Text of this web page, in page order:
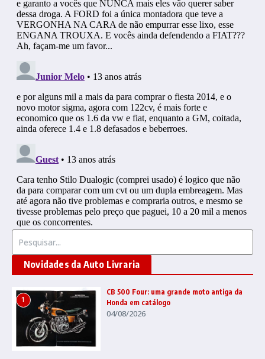
Novidades da Auto Livraria
1
CB 500 Four: uma grande moto antiga da
Honda em catálogo
04/08/2026